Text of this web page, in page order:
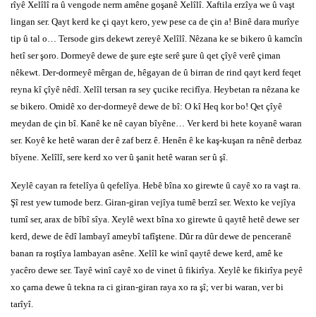
rîyê Xelîlî ra û vengode nerm amêne goşanê Xelîlî. Xaftila erzîya we û vaşt
lingan ser. Qayt kerd ke çi qayt kero, yew pese ca de çin a! Binê dara murîye
tip û tal o… Tersode girs dekewt zereyê Xelîlî. Nêzana ke se bikero û kamcîn
hetî ser şoro. Dormeyê dewe de şure eşte serê şure û qet çîyê verê çiman
nêkewt. Der-dormeyê mêrgan de, hêgayan de û birran de rind qayt kerd feqet
reyna kî çîyê nêdî. Xelîl tersan ra sey çucike recifîya. Heybetan ra nêzana ke
se bikero. Omidê xo der-dormeyê dewe de bî: O kî Heq kor bo! Qet çîyê
meydan de çin bî. Kanê ke nê cayan bîyêne… Ver kerd bi hete koyanê waran
ser. Koyê ke hetê waran der ê zaf berz ê. Henên ê ke kaş-kuşan ra nênê derbaz
bîyene. Xelîlî, sere kerd xo ver û şanit hetê waran ser û şî.
Xeylê cayan ra fetelîya û qefelîya. Hebê bîna xo girewte û cayê xo ra vaşt ra.
Şî rest yew tumode berz. Giran-giran vejîya tumê berzî ser. Wexto ke vejîya
tumî ser, arax de bîbî sîya. Xeylê wext bîna xo girewte û qaytê hetê dewe ser
kerd, dewe de êdî lambayî ameybî tafîştene. Dûr ra dûr dewe de penceranê
banan ra roştîya lambayan asêne. Xelîl ke winî qaytê dewe kerd, amê ke
yacêro dewe ser. Tayê winî cayê xo de vinet û fikirîya. Xeylê ke fikirîya peyê
xo çarna dewe û tekna ra ci giran-giran raya xo ra şî; ver bi waran, ver bi
tarîyî.